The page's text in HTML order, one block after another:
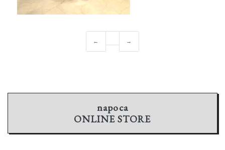
← →
napoca
ONLINE STORE